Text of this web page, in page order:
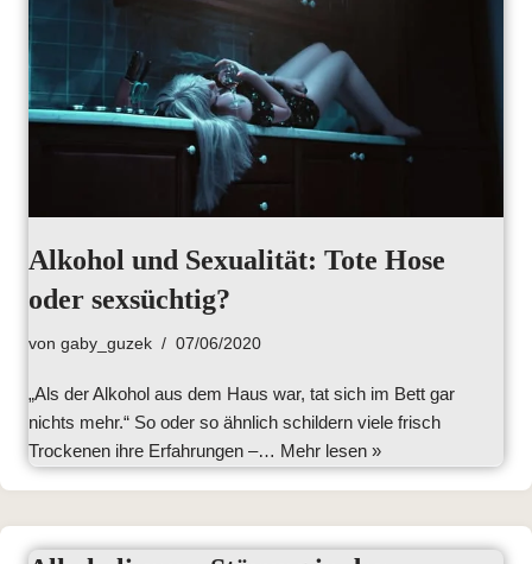
Alkohol und Sexualität: Tote Hose
oder sexsüchtig?
von gaby_guzek 07/06/2020
„Als der Alkohol aus dem Haus war, tat sich im Bett gar
nichts mehr.“ So oder so ähnlich schildern viele frisch
Trockenen ihre Erfahrungen –… Mehr lesen »